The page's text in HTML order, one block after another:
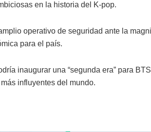
en la historia del K-pop.
operativo de seguridad ante la
para el país.
inaugurar una “segunda era” para
influyentes del mundo.